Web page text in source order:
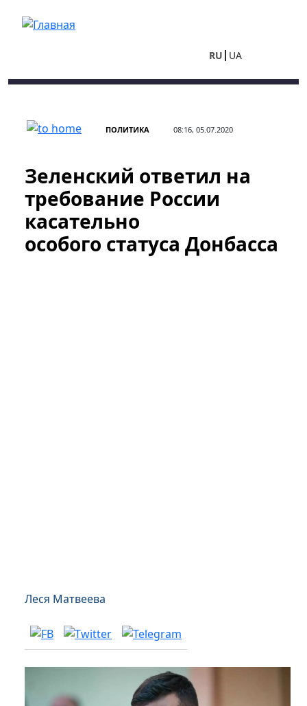
RU UA
ПОЛИТИКА 08:16, 05.07.2020
Зеленский ответил на
требование России
касательно
особого статуса Донбасса
Леся Матвеева